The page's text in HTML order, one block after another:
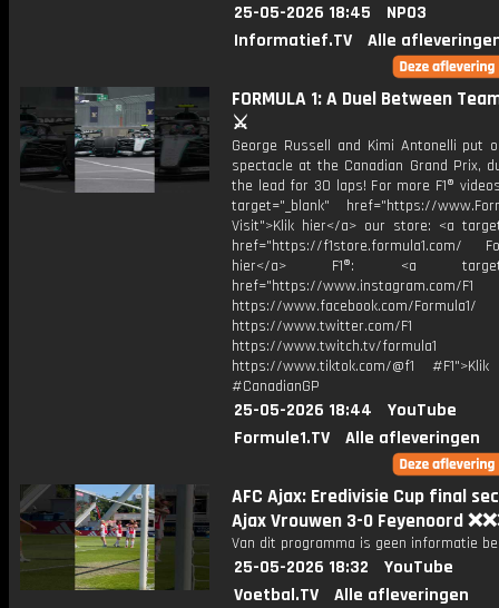
25-05-2026 18:45
NPO3
Informatief.TV
Alle
FORMULA 1: A Duel Between
⚔️
George Russell and Kimi Antonelli put
spectacle at the Canadian Grand Prix,
the lead for 30 laps! For more F1®
target="_blank" href="https://
Visit">Klik hier</a> our store: <a
href="https://f1store.formula1.com/
hier</a> F1®: <a
href="https://www.instagram.com/F1
https://www.facebook.com/Formula1/
https://www.twitter.com/F1
https://www.twitch.tv/formula1
https://www.tiktok.com/@f1
#CanadianGP
25-05-2026 18:44
YouTube
Formule1.TV
Alle afleveringen
AFC Ajax: Eredivisie Cup final
Ajax Vrouwen 3-0 Feyenoord
Van dit programma is geen informatie
25-05-2026 18:32
YouTube
Voetbal.TV
Alle afleveringen